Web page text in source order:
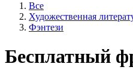
Все
Художественная
Фэнтези
Бесплатный